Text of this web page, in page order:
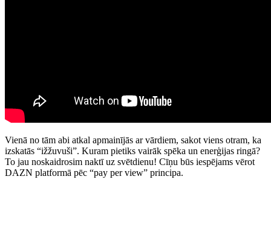
Vienā no tām abi atkal apmainījās ar vārdiem, sakot viens otram, ka
izskatās “ižžuvuši”. Kuram pietiks vairāk spēka un enerģijas ringā?
To jau noskaidrosim naktī uz svētdienu! Cīņu būs iespējams vērot
DAZN platformā pēc “pay per view” principa.